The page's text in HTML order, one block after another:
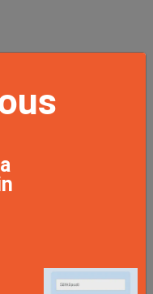
Skin Beauty